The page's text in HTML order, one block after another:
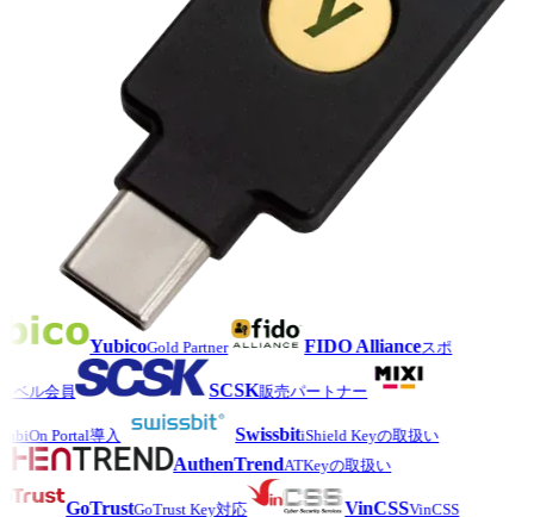
YubicoGold Partner FIDO Allianceスポ
ル会員 SCSK販売パートナー
Portal導入 SwissbitiShield Keyの取扱い
AuthenTrendATKeyの取扱い
GoTrustGoTrust Key対応 VinCSSVinCSS